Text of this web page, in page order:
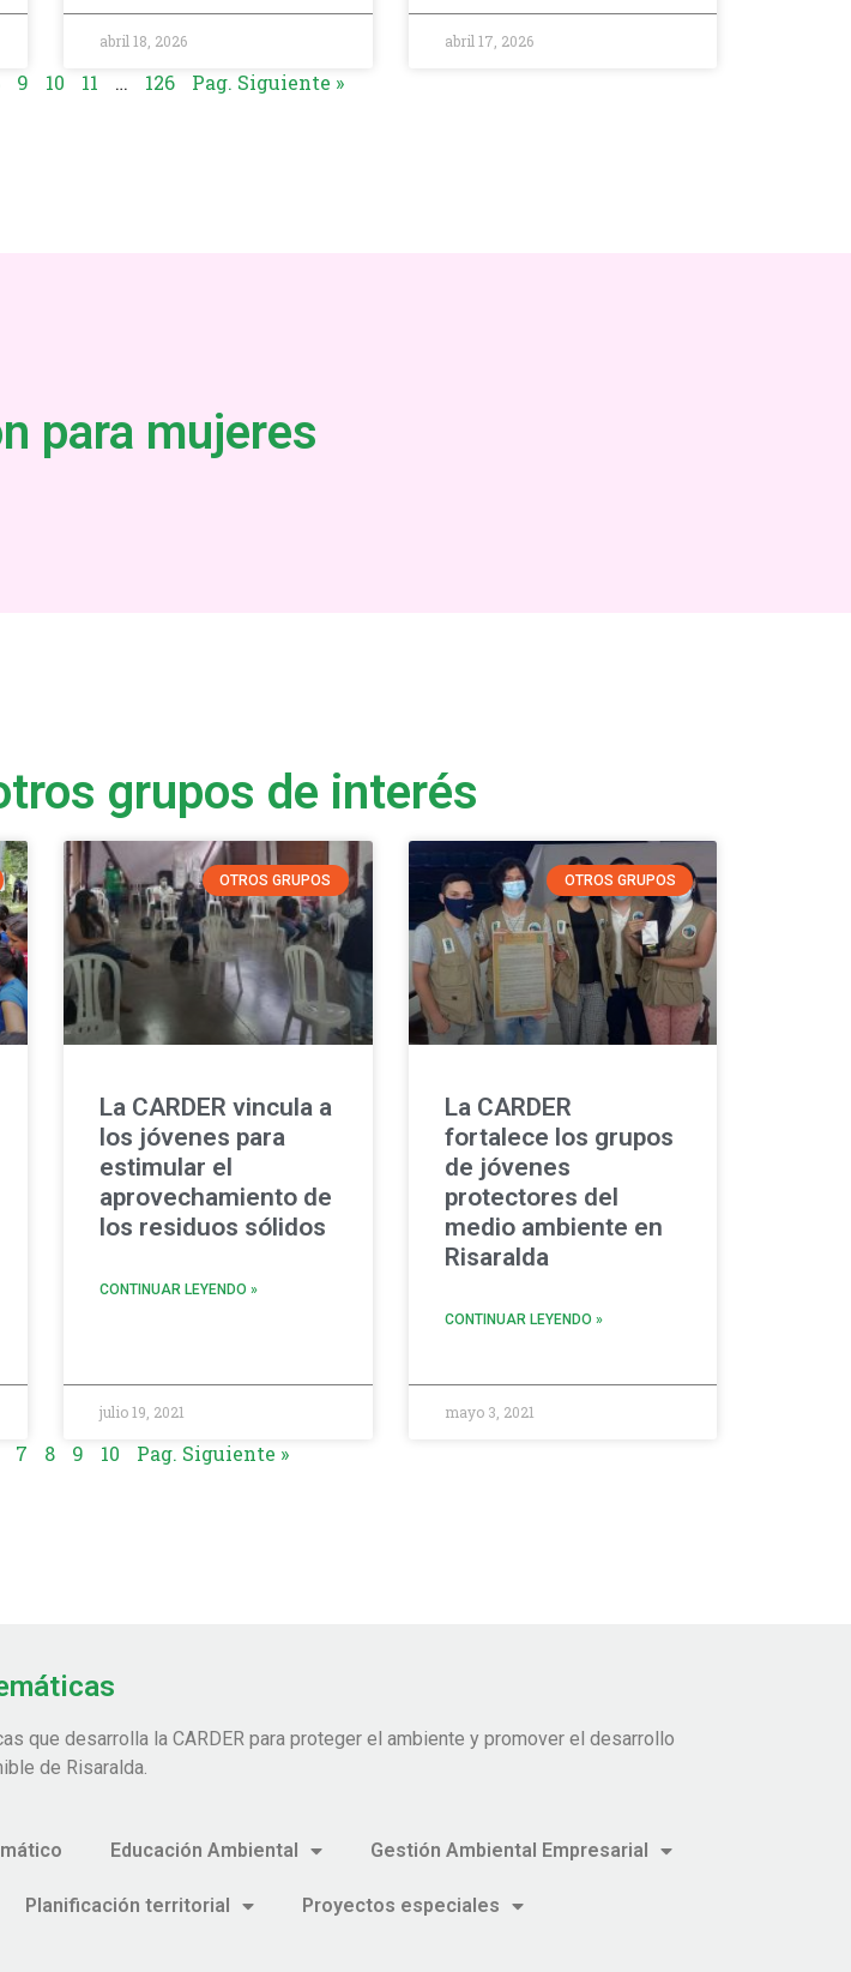
abril 18, 2026 abril 17, 2026
9 10 11 … 126 Pag. Siguiente »
para mujeres
grupos de interés
OTROS GRUPOS
La CARDER vincula a
los jóvenes para
estimular el
aprovechamiento de
los residuos sólidos
CONTINUAR LEYENDO »
julio 19, 2021
OTROS GRUPOS
La CARDER
fortalece los grupos
de jóvenes
protectores del
medio ambiente en
Risaralda
CONTINUAR LEYENDO »
mayo 3, 2021
7 8 9 10 Pag. Siguiente »
que desarrolla la CARDER para proteger el ambiente y promover el desarrollo
de Risaralda.
Educación Ambiental Gestión Ambiental Empresarial
Planificación territorial Proyectos especiales